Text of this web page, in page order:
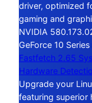
driver, optimized
gaming and
NVIDIA
GeForce 10
Fastfetch 2.65
Hardware
Upgrade your
featuring